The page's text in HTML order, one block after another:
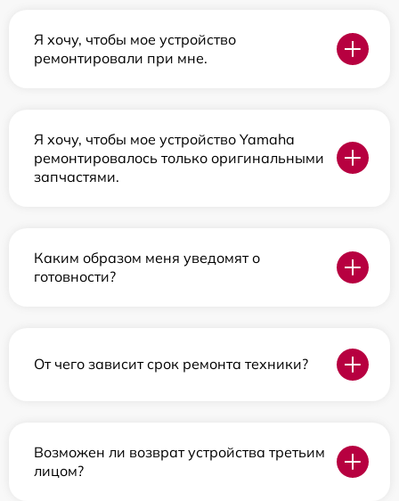
Я хочу, чтобы мое устройство
ремонтировали при мне.
Я хочу, чтобы мое устройство Yamaha
ремонтировалось только оригинальными
запчастями.
Каким образом меня уведомят о
готовности?
От чего зависит срок ремонта техники?
Возможен ли возврат устройства третьим
лицом?